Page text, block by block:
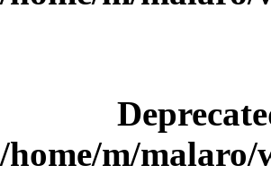
/home/m/malaro/